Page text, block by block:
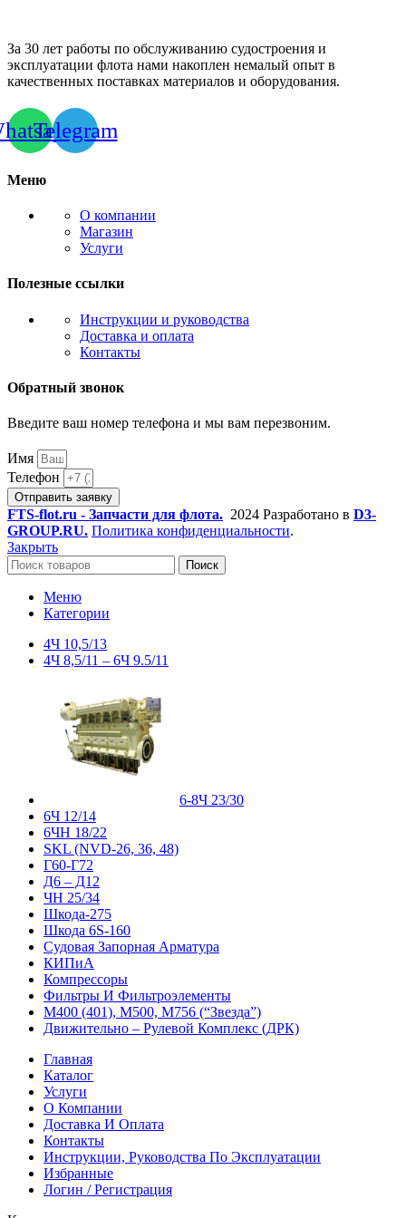
За 30 лет работы по обслуживанию судостроения и
эксплуатации флота нами накоплен немалый опыт в
качественных поставках материалов и оборудования.
Telegram
Меню
О компании
Магазин
Услуги
Полезные ссылки
Инструкции и руководства
Доставка и оплата
Контакты
Обратный звонок
Введите ваш номер телефона и мы вам перезвоним.
Имя
Телефон
Отправить заявку
FTS-flot.ru - Запчасти для флота. 2024 Разработано в D3-
GROUP.RU. Политика конфиденциальности.
Закрыть
Поиск
Меню
Категории
4Ч 10,5/13
4Ч 8,5/11 – 6Ч 9.5/11
6-8Ч 23/30
6Ч 12/14
6ЧН 18/22
SKL (NVD-26, 36, 48)
Г60-Г72
Д6 – Д12
ЧН 25/34
Шкода-275
Шкода 6S-160
Судовая Запорная Арматура
КИПиА
Компрессоры
Фильтры И Фильтроэлементы
М400 (401), М500, М756 (“Звезда”)
Движительно – Рулевой Комплекс (ДРК)
Главная
Каталог
Услуги
О Компании
Доставка И Оплата
Контакты
Инструкции, Руководства По Эксплуатации
Избранные
Логин / Регистрация